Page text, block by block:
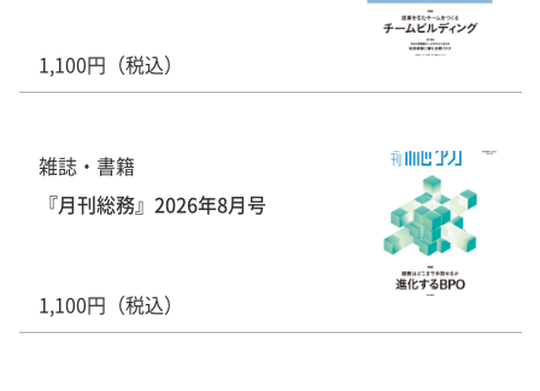
1,100円（税込）
雑誌・書籍
『月刊総務』2026年8月号
1,100円（税込）